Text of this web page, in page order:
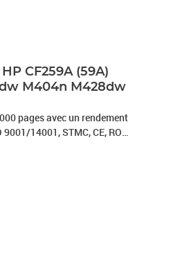
CF259A (59A)
M404n M428dw
pages avec un rendement
14001, STMC, CE, ROHS
excellence qualité